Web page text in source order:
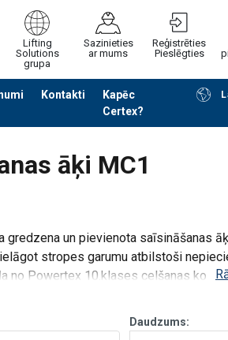
Lifting
Solutions
grupa
Sazinieties
ar mums
Reģistrēties
Pieslēgties
Kontakti
Kapēc
Certex?
Noformēt piedāvājuma
āķi MC1
gredzena un pievienota saīsināšanas
stropes garumu atbilstoši
no Powertex 10.klases celšanas
Daudzums: